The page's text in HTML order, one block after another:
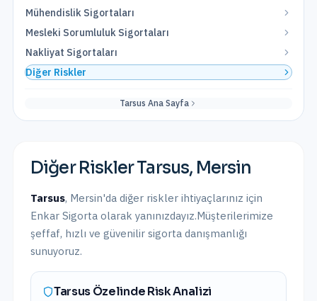
Mühendislik Sigortaları
Mesleki Sorumluluk Sigortaları
Nakliyat Sigortaları
Diğer Riskler
Tarsus Ana Sayfa
Diğer RisklerTarsus, Mersin
Tarsus, Mersin'da diğer riskler ihtiyaçlarınız için
Enkar Sigorta olarak yanınızdayız.Müşterilerimize
şeffaf, hızlı ve güvenilir sigorta danışmanlığı
sunuyoruz.
TarsusÖzelinde Risk Analizi